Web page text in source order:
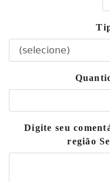
Digite seu
região